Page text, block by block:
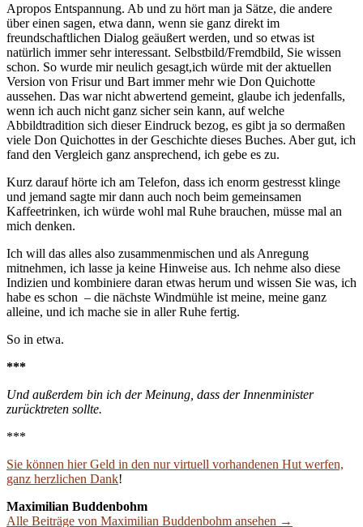
Apropos Entspannung. Ab und zu hört man ja Sätze, die andere
über einen sagen, etwa dann, wenn sie ganz direkt im
freundschaftlichen Dialog geäußert werden, und so etwas ist
natürlich immer sehr interessant. Selbstbild/Fremdbild, Sie wissen
schon. So wurde mir neulich gesagt,ich würde mit der aktuellen
Version von Frisur und Bart immer mehr wie Don Quichotte
aussehen. Das war nicht abwertend gemeint, glaube ich jedenfalls,
wenn ich auch nicht ganz sicher sein kann, auf welche
Abbildtradition sich dieser Eindruck bezog, es gibt ja so dermaßen
viele Don Quichottes in der Geschichte dieses Buches. Aber gut, ich
fand den Vergleich ganz ansprechend, ich gebe es zu.
Kurz darauf hörte ich am Telefon, dass ich enorm gestresst klinge
und jemand sagte mir dann auch noch beim gemeinsamen
Kaffeetrinken, ich würde wohl mal Ruhe brauchen, müsse mal an
mich denken.
Ich will das alles also zusammenmischen und als Anregung
mitnehmen, ich lasse ja keine Hinweise aus. Ich nehme also diese
Indizien und kombiniere daran etwas herum und wissen Sie was, ich
habe es schon – die nächste Windmühle ist meine, meine ganz
alleine, und ich mache sie in aller Ruhe fertig.
So in etwa.
***
Und außerdem bin ich der Meinung, dass der Innenminister
zurücktreten sollte.
***
Sie können hier Geld in den nur virtuell vorhandenen Hut werfen,
ganz herzlichen Dank!
Maximilian Buddenbohm
Alle Beiträge von Maximilian Buddenbohm ansehen →